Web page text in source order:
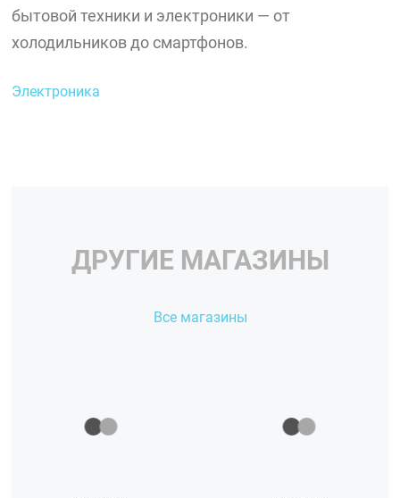
бытовой техники и электроники — от
холодильников до смартфонов.
Электроника
ДРУГИЕ МАГАЗИНЫ
Все магазины